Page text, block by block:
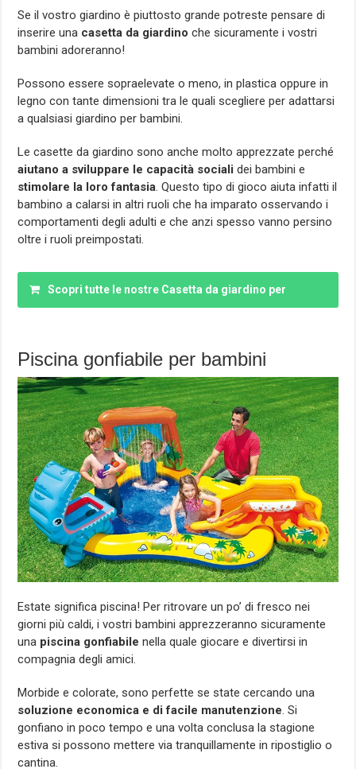
Se il vostro giardino è piuttosto grande potreste pensare di
inserire una casetta da giardino che sicuramente i vostri
bambini adoreranno!
Possono essere sopraelevate o meno, in plastica oppure in
legno con tante dimensioni tra le quali scegliere per adattarsi
a qualsiasi giardino per bambini.
Le casette da giardino sono anche molto apprezzate perché
aiutano a sviluppare le capacità sociali dei bambini e
stimolare la loro fantasia. Questo tipo di gioco aiuta infatti il
bambino a calarsi in altri ruoli che ha imparato osservando i
comportamenti degli adulti e che anzi spesso vanno persino
oltre i ruoli preimpostati.
Scopri tutte le nostre Casetta da giardino per
Piscina gonfiabile per bambini
Estate significa piscina! Per ritrovare un po’ di fresco nei
giorni più caldi, i vostri bambini apprezzeranno sicuramente
una piscina gonfiabile nella quale giocare e divertirsi in
compagnia degli amici.
Morbide e colorate, sono perfette se state cercando una
soluzione economica e di facile manutenzione. Si
gonfiano in poco tempo e una volta conclusa la stagione
estiva si possono mettere via tranquillamente in ripostiglio o
cantina.